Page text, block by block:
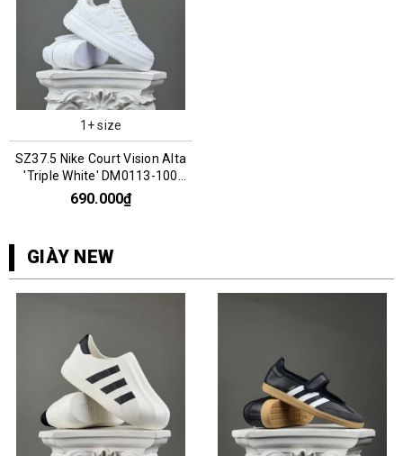
1+ size
SZ37.5 Nike Court Vision Alta
'Triple White' DM0113-100
066808
690.000₫
GIÀY NEW